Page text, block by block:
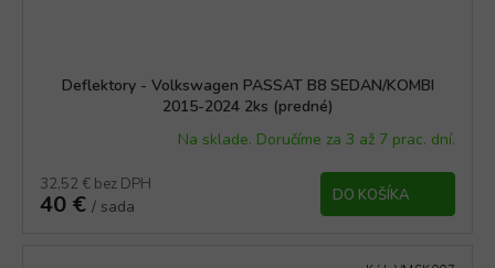
Deflektory - Volkswagen PASSAT B8 SEDAN/KOMBI
2015-2024 2ks (predné)
Na sklade. Doručíme za 3 až 7 prac. dní.
32,52 € bez DPH
40 € / sada
DO KOŠÍKA